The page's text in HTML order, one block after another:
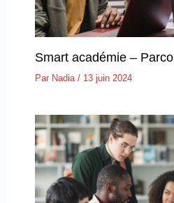
Smart académie –
Par Nadia / 13 juin 2024